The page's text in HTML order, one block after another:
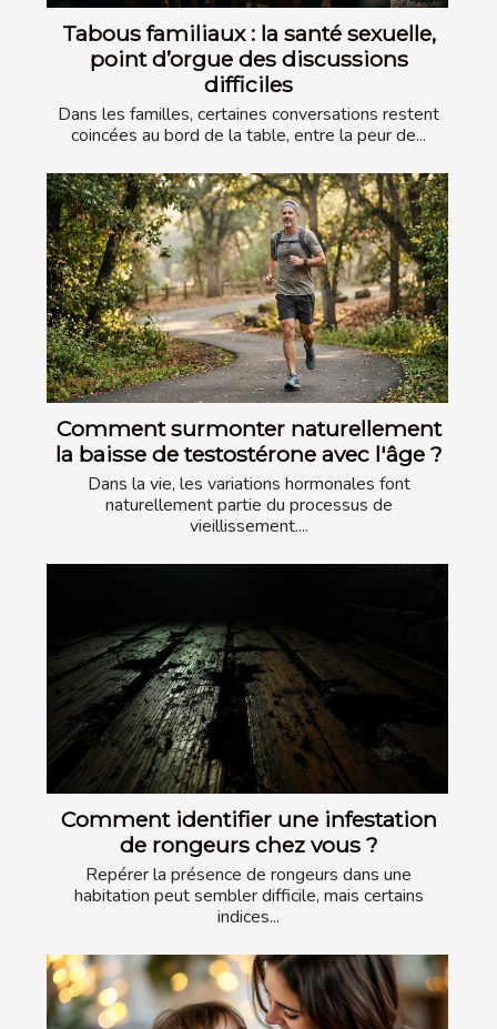
Tabous familiaux : la santé sexuelle,
point d’orgue des discussions
difficiles
Dans les familles, certaines conversations restent
coincées au bord de la table, entre la peur de...
Comment surmonter naturellement
la baisse de testostérone avec l'âge ?
Dans la vie, les variations hormonales font
naturellement partie du processus de
vieillissement....
Comment identifier une infestation
de rongeurs chez vous ?
Repérer la présence de rongeurs dans une
habitation peut sembler difficile, mais certains
indices...